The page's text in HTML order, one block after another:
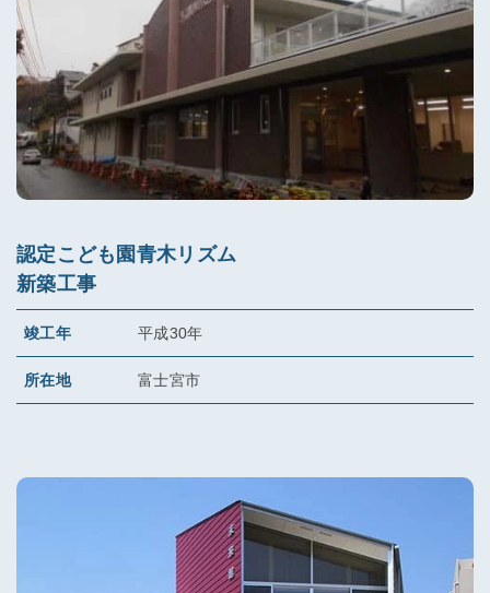
認定こども園青木リズム
新築工事
竣工年 平成30年
所在地 富士宮市